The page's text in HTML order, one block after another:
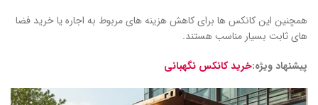
همچنین این کانکس ‌ها برای کاهش هزینه ‌های مربوط به اجاره یا خرید فضا
های ثابت بسیار مناسب هستند.
پیشنهاد ویژه:خرید کانکس نگهبانی